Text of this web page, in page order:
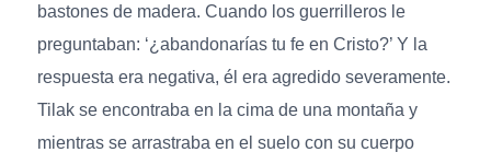
bastones de madera. Cuando los guerrilleros le
preguntaban: ‘¿abandonarías tu fe en Cristo?’ Y la
respuesta era negativa, él era agredido severamente.
Tilak se encontraba en la cima de una montaña y
mientras se arrastraba en el suelo con su cuerpo